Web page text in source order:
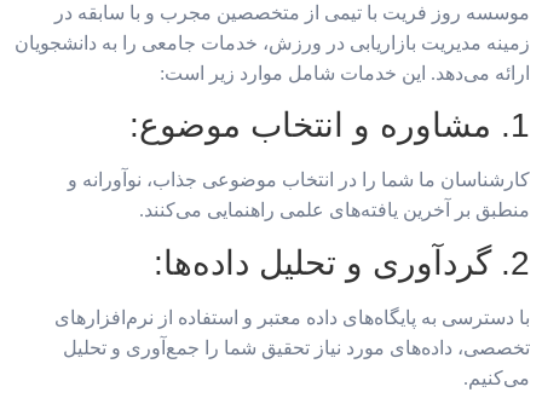
موسسه روز فریت با تیمی از متخصصین مجرب و با سابقه در
زمینه مدیریت بازاریابی در ورزش، خدمات جامعی را به دانشجویان
ارائه می‌دهد. این خدمات شامل موارد زیر است:
1. مشاوره و انتخاب موضوع:
کارشناسان ما شما را در انتخاب موضوعی جذاب، نوآورانه و
منطبق بر آخرین یافته‌های علمی راهنمایی می‌کنند.
2. گردآوری و تحلیل داده‌ها:
با دسترسی به پایگاه‌های داده معتبر و استفاده از نرم‌افزارهای
تخصصی، داده‌های مورد نیاز تحقیق شما را جمع‌آوری و تحلیل
می‌کنیم.